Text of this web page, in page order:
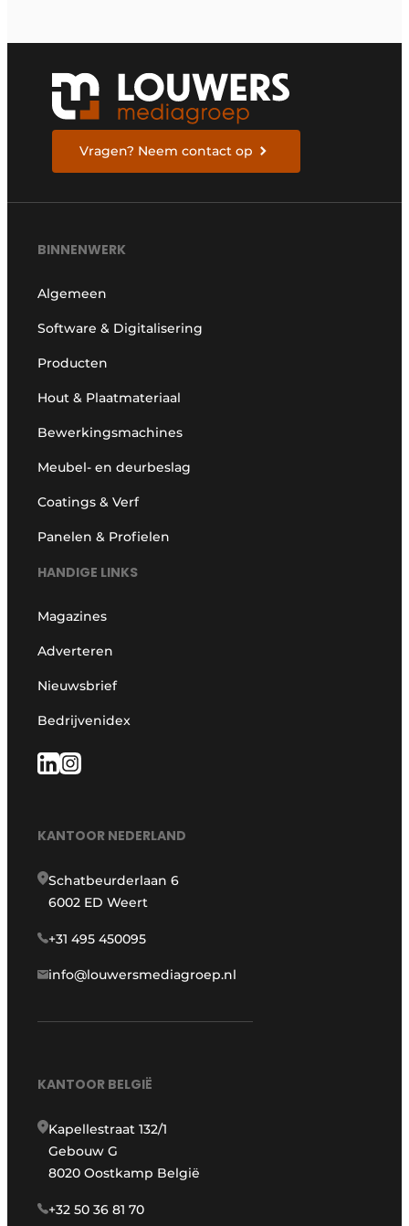
Vragen? Neem contact op
BINNENWERK
Algemeen
Software & Digitalisering
Producten
Hout & Plaatmateriaal
Bewerkingsmachines
Meubel- en deurbeslag
Coatings & Verf
Panelen & Profielen
HANDIGE LINKS
Magazines
Adverteren
Nieuwsbrief
Bedrijvenidex
KANTOOR NEDERLAND
Schatbeurderlaan 6
6002 ED Weert
+31 495 450095
info@louwersmediagroep.nl
KANTOOR BELGIË
Kapellestraat 132/1
Gebouw G
8020 Oostkamp België
+32 50 36 81 70